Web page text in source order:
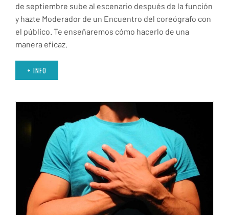
de septiembre sube al escenario después de la función
y hazte Moderador de un Encuentro del coreógrafo con
el público. Te enseñaremos cómo hacerlo de una
manera eficaz.
+ INFO